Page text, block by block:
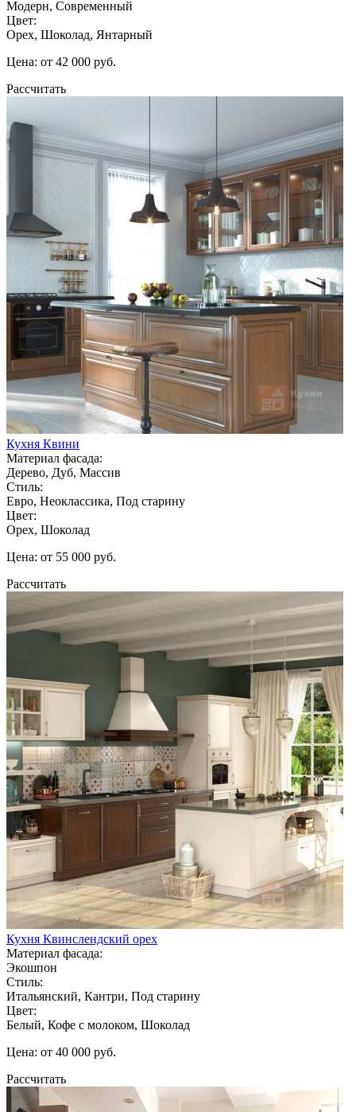
Модерн, Современный
Цвет:
Орех, Шоколад, Янтарный
Цена: от 42 000 руб.
Рассчитать
Кухня Квини
Материал фасада:
Дерево, Дуб, Массив
Стиль:
Евро, Неоклассика, Под старину
Цвет:
Орех, Шоколад
Цена: от 55 000 руб.
Рассчитать
Кухня Квинслендский орех
Материал фасада:
Экошпон
Стиль:
Итальянский, Кантри, Под старину
Цвет:
Белый, Кофе с молоком, Шоколад
Цена: от 40 000 руб.
Рассчитать